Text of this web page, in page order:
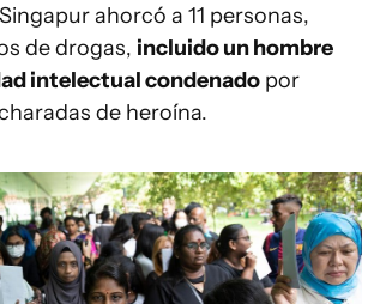
ahorcó a 11 personas,
de drogas, incluido un hombre
intelectual condenado por
de heroína.